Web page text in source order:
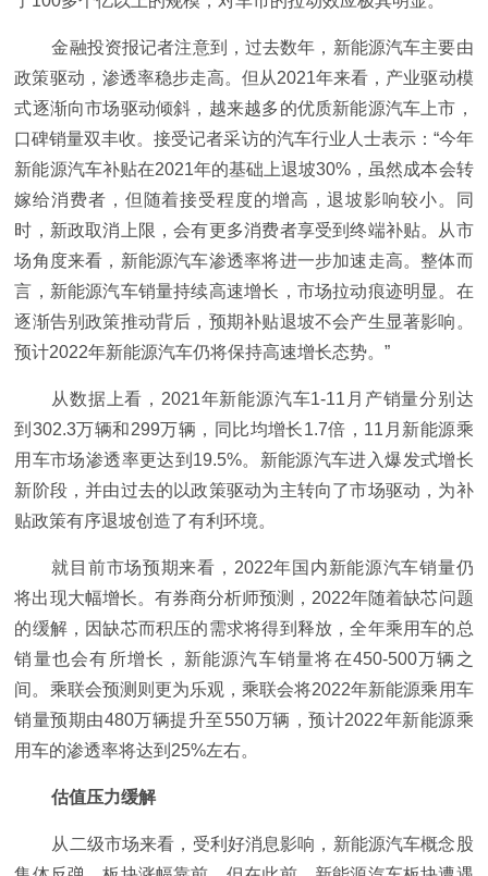
金融投资报记者注意到，过去数年，新能源汽车主要由
政策驱动，渗透率稳步走高。但从2021年来看，产业驱动模
式逐渐向市场驱动倾斜，越来越多的优质新能源汽车上市，
口碑销量双丰收。接受记者采访的汽车行业人士表示：“今年
新能源汽车补贴在2021年的基础上退坡30%，虽然成本会转
嫁给消费者，但随着接受程度的增高，退坡影响较小。同
时，新政取消上限，会有更多消费者享受到终端补贴。从市
场角度来看，新能源汽车渗透率将进一步加速走高。整体而
言，新能源汽车销量持续高速增长，市场拉动痕迹明显。在
逐渐告别政策推动背后，预期补贴退坡不会产生显著影响。
预计2022年新能源汽车仍将保持高速增长态势。”
从数据上看，2021年新能源汽车1-11月产销量分别达
到302.3万辆和299万辆，同比均增长1.7倍，11月新能源乘
用车市场渗透率更达到19.5%。新能源汽车进入爆发式增长
新阶段，并由过去的以政策驱动为主转向了市场驱动，为补
贴政策有序退坡创造了有利环境。
就目前市场预期来看，2022年国内新能源汽车销量仍
将出现大幅增长。有券商分析师预测，2022年随着缺芯问题
的缓解，因缺芯而积压的需求将得到释放，全年乘用车的总
销量也会有所增长，新能源汽车销量将在450-500万辆之
间。乘联会预测则更为乐观，乘联会将2022年新能源乘用车
销量预期由480万辆提升至550万辆，预计2022年新能源乘
用车的渗透率将达到25%左右。
估值压力缓解
从二级市场来看，受利好消息影响，新能源汽车概念股